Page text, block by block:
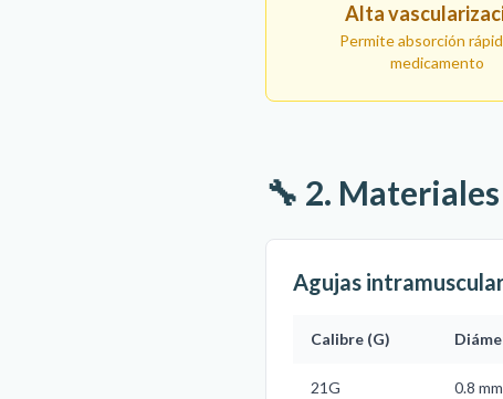
Alta
Permite absorción
medicamento
🔧 2.
Agujas
Calibre (G)
21G 0.8 mm